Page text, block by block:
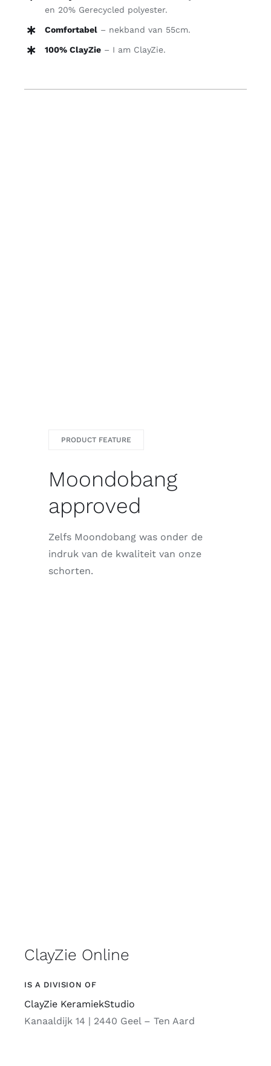
en 20% Gerecycled polyester.
Comfortabel– nekband van 55cm.
100% ClayZie– I am ClayZie.
PRODUCT FEATURE
Moondobang
approved
Zelfs Moondobang was onder de
indruk van de kwaliteit van onze
schorten.
ClayZie Online
IS A DIVISION OF
ClayZie KeramiekStudio
Kanaaldijk 14 | 2440 Geel – Ten Aard